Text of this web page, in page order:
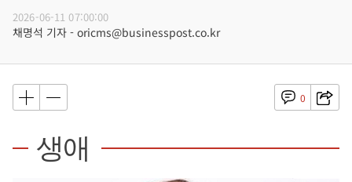
2026-06-11 07:00:00
채명석 기자 - oricms@businesspost.co.kr
0
생애